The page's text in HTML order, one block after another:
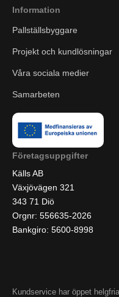
Information
Pallställsbyggare
Projekt och kundlösningar
Våra sociala medier
Samarbeten
Företagsuppgifter
Källs AB
Växjövägen 321
343 71 Diö
Orgnr: 556635-2026
Bankgiro: 5600-8998
Kundservice har öppet